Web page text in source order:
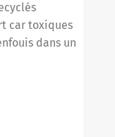
car toxiques
dans un